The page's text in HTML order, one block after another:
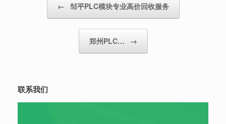
← 邹平PLC模块专业高价回收服务
郑州PLC… →
联系我们